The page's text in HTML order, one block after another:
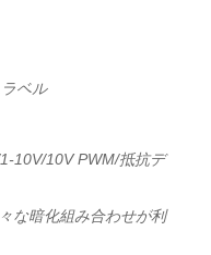
ベル
10V/10V PWM/抵抗デ
な暗化組み合わせが利